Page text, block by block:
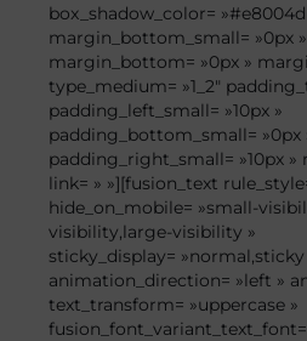
box_shadow_color= »#e8004d
margin_bottom_small= »0px
margin_bottom= »0px »
type_medium= »1_2″
padding_left_small= »10px »
padding_bottom_small= »0px
padding_right_small= »10px »
link= » »][fusion_text
hide_on_mobile= »small-
visibility,large-visibility »
sticky_display= »normal,sticky
animation_direction= »left »
text_transform= »uppercase »
fusion_font_variant_text_font=